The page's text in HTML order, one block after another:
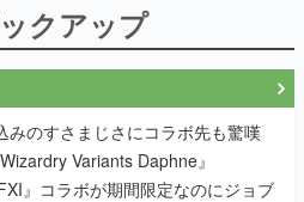
クアップ
みのすさまじさにコラボ先も驚嘆
Variants Daphne』
』コラボが期間限定なのにジョブ